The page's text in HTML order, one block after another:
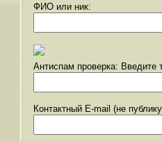
ФИО или ник:
Антиспам проверка: Введите
Контактный E-mail (не